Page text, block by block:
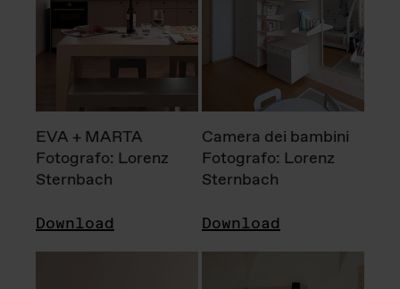
EVA + MARTA
Fotografo: Lorenz
Sternbach
Download
Camera dei bambini
Fotografo: Lorenz
Sternbach
Download